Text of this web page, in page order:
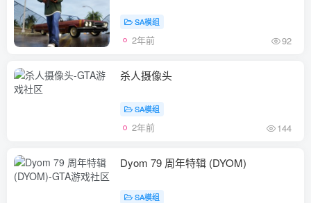
SA模组
2年前 92
杀人摄像头
SA模组
2年前 144
Dyom 79 周年特辑 (DYOM)
SA模组